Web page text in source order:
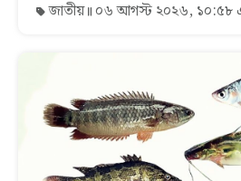
জাতীয় ০৬ আগস্ট ২০২৬, ১০:৫৮